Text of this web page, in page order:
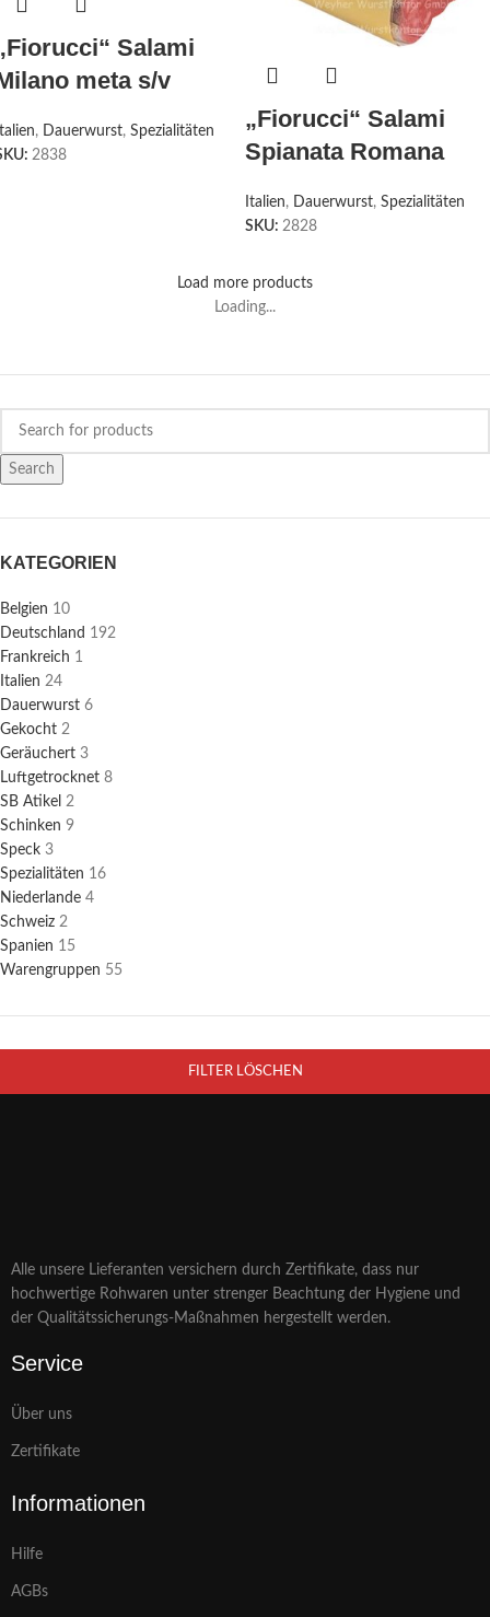
Search
KATEGORIEN
Belgien 10
Deutschland 192
Frankreich 1
Italien 24
Dauerwurst 6
Gekocht 2
Geräuchert 3
Luftgetrocknet 8
SB Atikel 2
Schinken 9
Speck 3
Spezialitäten 16
Niederlande 4
Schweiz 2
Spanien 15
Warengruppen 55
FILTER LÖSCHEN
Salami
meta s/v
, Dauerwurst, Spezialitäten
2838
„Fiorucci“ Salami
Spianata Romana
Italien, Dauerwurst, Spezialitäten
SKU: 2828
Load more products
Loading...
Alle unsere Lieferanten versichern durch Zertifikate, dass nur
hochwertige Rohwaren unter strenger Beachtung der Hygiene und
der Qualitätssicherungs-Maßnahmen hergestellt werden.
Service
Über uns
Zertifikate
Informationen
Hilfe
AGBs